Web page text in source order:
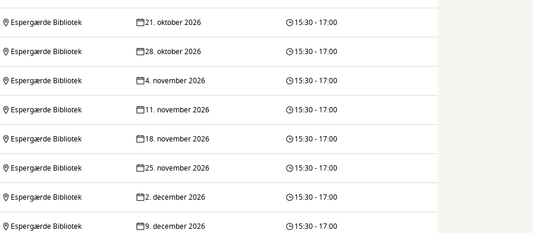
Espergærde Bibliotek 21. oktober 2026 15:30 - 17:00
Espergærde Bibliotek 28. oktober 2026 15:30 - 17:00
Espergærde Bibliotek 4. november 2026 15:30 - 17:00
Espergærde Bibliotek 11. november 2026 15:30 - 17:00
Espergærde Bibliotek 18. november 2026 15:30 - 17:00
Espergærde Bibliotek 25. november 2026 15:30 - 17:00
Espergærde Bibliotek 2. december 2026 15:30 - 17:00
Espergærde Bibliotek 9. december 2026 15:30 - 17:00